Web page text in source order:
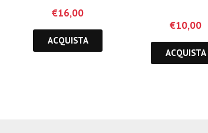
€16,00
ACQUISTA
€10,00
ACQUISTA